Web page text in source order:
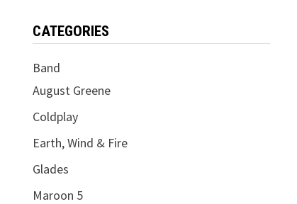
CATEGORIES
Band
August Greene
Coldplay
Earth, Wind & Fire
Glades
Maroon 5